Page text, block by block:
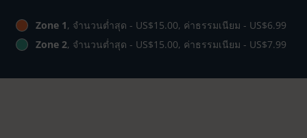
Zone 1, จำนวนต่ำสุด - US$15.00, ค่าธรรมเนียม - US$6.99
Zone 2, จำนวนต่ำสุด - US$15.00, ค่าธรรมเนียม - US$7.99